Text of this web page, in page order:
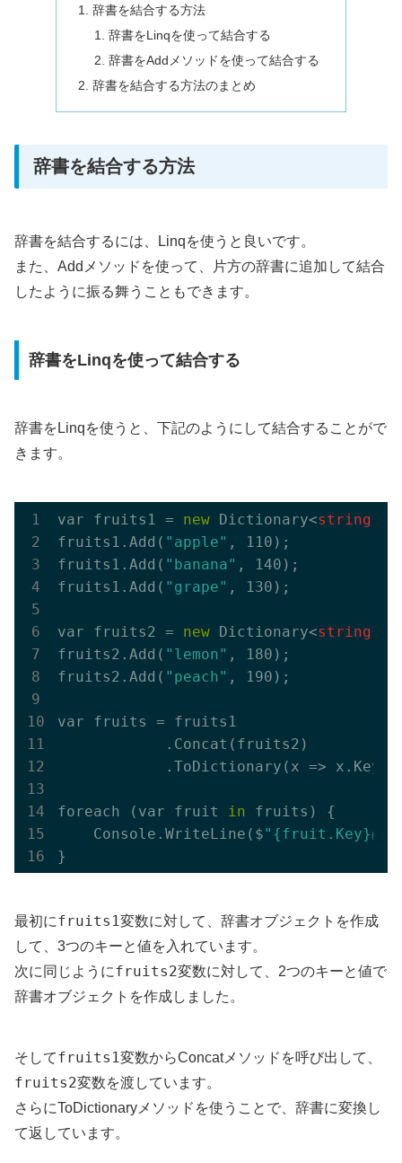
辞書を結合する方法
辞書をLinqを使って結合する
辞書をAddメソッドを使って結合する
辞書を結合する方法のまとめ
辞書を結合する方法
辞書を結合するには、Linqを使うと良いです。
また、Addメソッドを使って、片方の辞書に追加して結合
したように振る舞うこともできます。
辞書をLinqを使って結合する
辞書をLinqを使うと、下記のようにして結合することがで
きます。
var fruits1 = new Dictionary<string
fruits1. Add( "apple" , 110) ;
fruits1. Add( "banana" , 140) ;
fruits1. Add( "grape" , 130) ;
var fruits2 = new Dictionary<string
fruits2. Add( "lemon" , 180) ;
fruits2. Add( "peach" , 190) ;
var fruits = fruits1
            .
Concat( fruits2 )
            .
ToDictionary( x => x .Key,
foreach (var fruit in fruits) {
    Console.
WriteLine($"{fruit.Key}は
最初にfruits1変数に対して、辞書オブジェクトを作成
して、3つのキーと値を入れています。
次に同じようにfruits2変数に対して、2つのキーと値で
辞書オブジェクトを作成しました。
そしてfruits1変数からConcatメソッドを呼び出して、
fruits2変数を渡しています。
さらにToDictionaryメソッドを使うことで、辞書に変換し
て返しています。